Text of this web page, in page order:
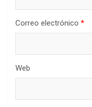
Correo electrónico *
Web